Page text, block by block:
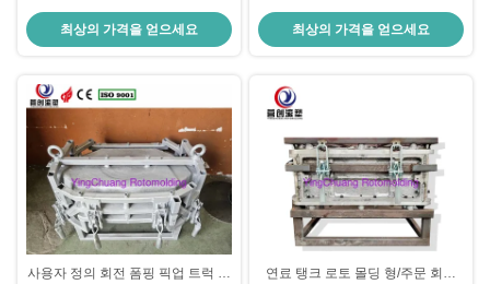
형 펌프 400V
최상의 가격을 얻으세요
형 주조 금형
최상의 가격을 얻으세요
사용자 정의 회전 폼핑 픽업 트럭 도
연료 탱크 로토 몰딩 형/주문 회전